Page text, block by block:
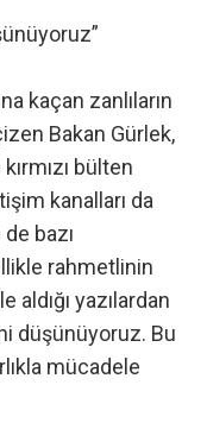
kaçan zanlıların
Bakan Gürlek,
bülten
kanalları da
bazı
rahmetlinin
aldığı yazılardan
düşünüyoruz. Bu
mücadele